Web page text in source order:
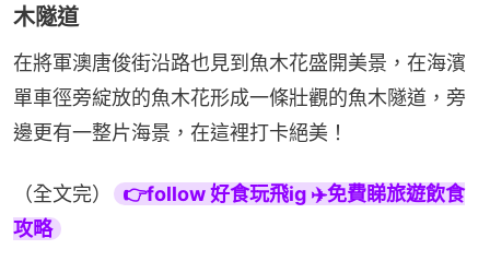
木隧道
在將軍澳唐俊街沿路也見到魚木花盛開美景，在海濱
單車徑旁綻放的魚木花形成一條壯觀的魚木隧道，旁
邊更有一整片海景，在這裡打卡絕美！
（全文完）
👉follow 好食玩飛ig ✈️免費睇旅遊飲食
攻略